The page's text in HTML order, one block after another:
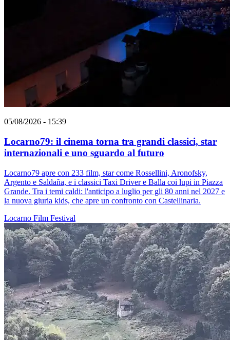
05/08/2026 - 15:39
Locarno79: il cinema torna tra grandi classici, star
internazionali e uno sguardo al futuro
Locarno79 apre con 233 film, star come Rossellini, Aronofsky,
Argento e Saldaña, e i classici Taxi Driver e Balla coi lupi in Piazza
Grande. Tra i temi caldi: l'anticipo a luglio per gli 80 anni nel 2027 e
la nuova giuria kids, che apre un confronto con Castellinaria.
Locarno Film Festival